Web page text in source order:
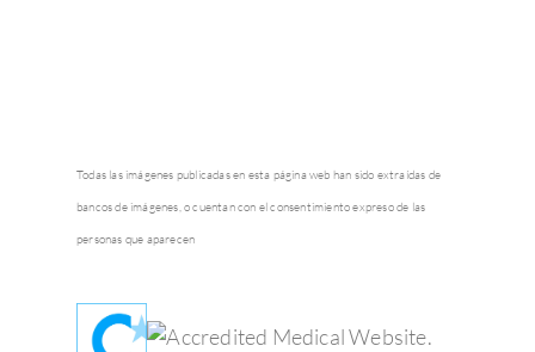
Todas las imágenes publicadas en esta página web han sido extraídas de
bancos de imágenes, o cuentan con el consentimiento expreso de las
personas que aparecen